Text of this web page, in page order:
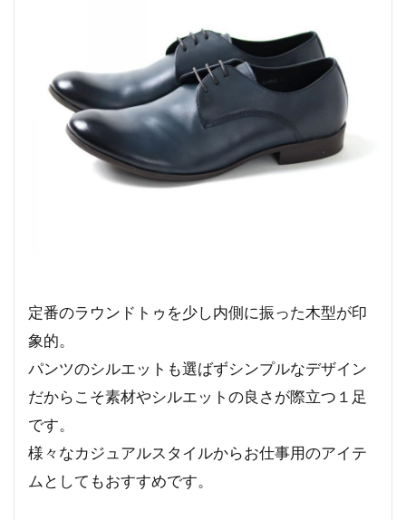
定番のラウンドトゥを少し内側に振った木型が印
象的。
パンツのシルエットも選ばずシンプルなデザイン
だからこそ素材やシルエットの良さが際立つ１足
です。
様々なカジュアルスタイルからお仕事用のアイテ
ムとしてもおすすめです。